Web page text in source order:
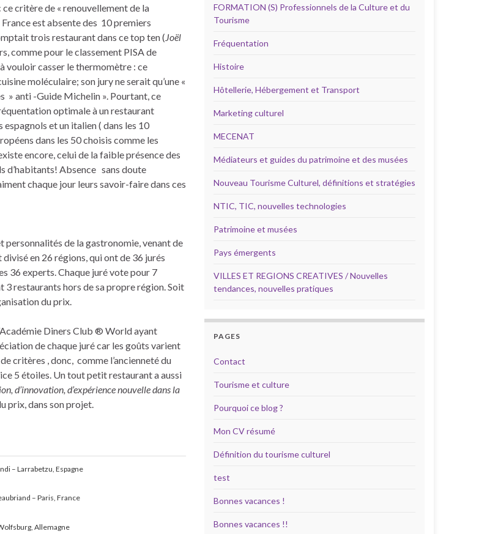
critère de « renouvellement de la
est absente des 10 premiers
trois restaurant dans ce top ten (Joël
comme pour le classement PISA de
vouloir casser le thermomètre : ce
moléculaire; son jury ne serait qu’une «
» anti -Guide Michelin ». Pourtant, ce
optimale à un restaurant
et un italien ( dans les 10
dans les 50 choisis comme les
encore, celui de la faible présence des
d’habitants! Absence sans doute
chaque jour leurs savoir-faire dans ces
personnalités de la gastronomie, venant de
en 26 régions, qui ont de 36 jurés
36 experts. Chaque juré vote pour 7
3 restaurants hors de sa propre région. Soit
du prix.
l’Académie Diners Club ® World ayant
de chaque juré car les goûts varient
critères , donc, comme l’ancienneté du
5 étoiles. Un tout petit restaurant a aussi
d’innovation, d’expérience nouvelle dans la
prix, dans son projet.
– Larrabetzu, Espagne
– Paris, France
Allemagne
FORMATION (S) Professionnels de la Culture et du
Tourisme
Fréquentation
Histoire
Hôtellerie, Hébergement et Transport
Marketing culturel
MECENAT
Médiateurs et guides du patrimoine et des musées
Nouveau Tourisme Culturel, définitions et stratégies
NTIC, TIC, nouvelles technologies
Patrimoine et musées
Pays émergents
VILLES ET REGIONS CREATIVES / Nouvelles
tendances, nouvelles pratiques
PAGES
Contact
Tourisme et culture
Pourquoi ce blog ?
Mon CV résumé
Définition du tourisme culturel
test
Bonnes vacances !
Bonnes vacances !!